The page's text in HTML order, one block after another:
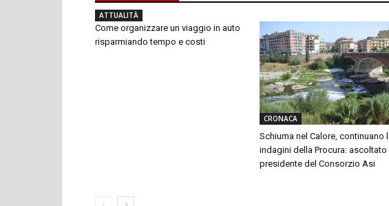
ATTUALITÀ
Come organizzare un viaggio in auto
risparmiando tempo e costi
CRONACA
Schiuma nel Calore, continuano
indagini della Procura: ascoltato
presidente del Consorzio Asi